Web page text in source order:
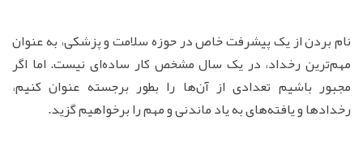
نام بردن از یک پیشرفت خاص در حوزه سلامت و پزشکی، به عنوان
مهم‌ترین رخداد، در یک سال مشخص کار ساده‌ای نیست. اما اگر
مجبور باشیم تعدادی از آن‌ها را بطور برجسته عنوان کنیم،
رخدادها و یافته‌های به یاد ماندنی و مهم را برخواهیم گزید.